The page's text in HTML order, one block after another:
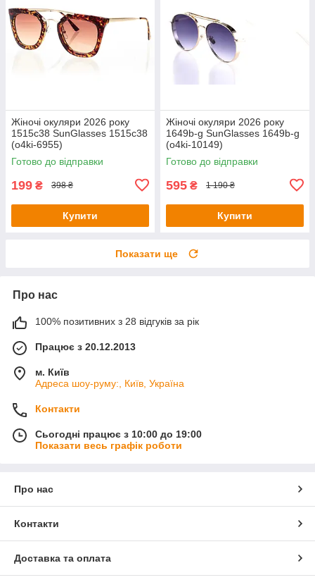
Жіночі окуляри 2026 року
1515c38 SunGlasses 1515c38
(o4ki-6955)
Готово до відправки
199 ₴ 398 ₴
Купити
Жіночі окуляри 2026 року
1649b-g SunGlasses 1649b-g
(o4ki-10149)
Готово до відправки
595 ₴ 1 190 ₴
Купити
Показати ще
Про нас
100% позитивних з 28 відгуків за рік
Працює з 20.12.2013
м. Київ
Адреса шоу-руму:, Київ, Україна
Контакти
Сьогодні працює з 10:00 до 19:00
Показати весь графік роботи
Про нас
Контакти
Доставка та оплата